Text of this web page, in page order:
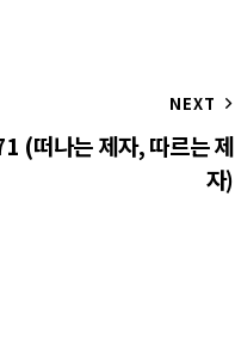
NEXT
(떠나는 제자, 따르는 제
자)